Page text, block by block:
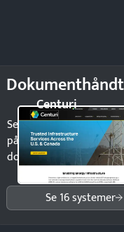
Centuri
Send kontrakter til
på minutter og mist
dokumenter.
Se 16 systemer